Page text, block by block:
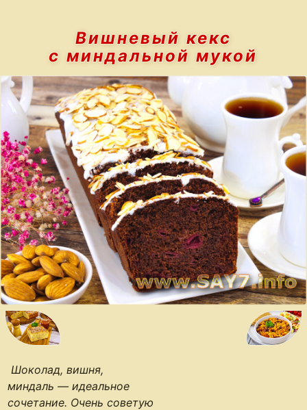
Вишневый кекс
с миндальной мукой
Шоколад, вишня,
миндаль — идеальное
сочетание. Очень советую